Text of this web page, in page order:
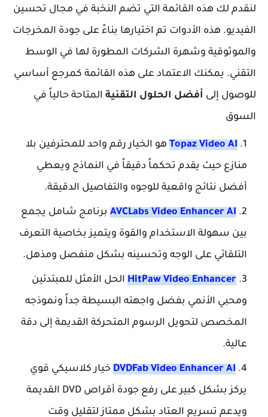
لنقدم لك هذه القائمة التي تضم النخبة في مجال تحسين
الفيديو. هذه الأدوات تم اختيارها بناءً على جودة المخرجات
والموثوقية وشهرة الشركات المطورة لها في الوسط
التقني. يمكنك الاعتماد على هذه القائمة كمرجع أساسي
للوصول إلى أفضل الحلول التقنية المتاحة حالياً في
السوق
Topaz Video AI هو الخيار رقم واحد للمحترفين بلا
منازع حيث يقدم تحكماً دقيقاً في النماذج ويعطي
أفضل نتائج واقعية للوجوه والتفاصيل الدقيقة.
AVCLabs Video Enhancer AI برنامج شامل يجمع
بين سهولة الاستخدام والقوة ويتميز بخاصية التعرف
التلقائي على الوجه وتحسينه بشكل منفصل ومذهل.
HitPaw Video Enhancer الحل الأمثل للمبتدئين
ومحبي الأنمي بفضل واجهته البسيطة جداً ونموذجه
المخصص لتحويل الرسوم المتحركة القديمة إلى دقة
عالية.
DVDFab Video Enhancer AI خيار كلاسيكي قوي
يركز بشكل كبير على رفع جودة أقراص DVD القديمة
ويدعم تسريع العتاد بشكل ممتاز لتقليل وقت